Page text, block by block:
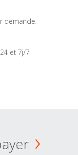
demande.
et 7j/7